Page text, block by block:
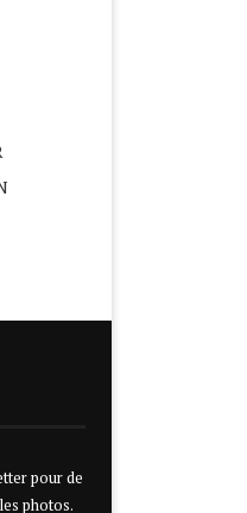
pour de
photos.